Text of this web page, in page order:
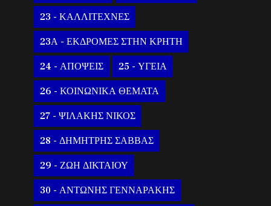
23 - ΚΑΛΛΙΤΕΧΝΕΣ
23Α - ΕΚΔΡΟΜΕΣ ΣΤΗΝ ΚΡΗΤΗ
24 - ΑΠΟΨΕΙΣ 25 - ΥΓΕΙΑ
26 - ΚΟΙΝΩΝΙΚΑ ΘΕΜΑΤΑ
27 - ΨΙΛΑΚΗΣ ΝΙΚΟΣ
28 - ΔΗΜΗΤΡΗΣ ΣΑΒΒΑΣ
29 - ΖΩΗ ΔΙΚΤΑΙΟΥ
30 - ΑΝΤΩΝΗΣ ΓΕΝΝΑΡΑΚΗΣ